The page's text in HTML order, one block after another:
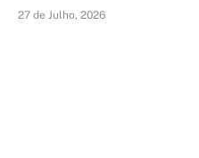
27 de Julho, 2026